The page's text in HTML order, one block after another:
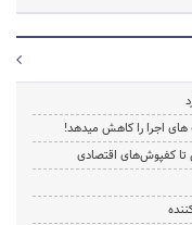
اجرا را کاهش میدهد!
تا کفپوش‌های اقتصادی